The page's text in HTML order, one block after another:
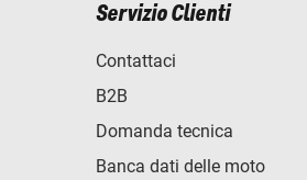
Servizio Clienti
Contattaci
B2B
Domanda tecnica
Banca dati delle moto